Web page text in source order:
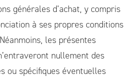
générales d’achat, y compris
à ses propres conditions
les présentes
nullement des
ou spécifiques éventuelles